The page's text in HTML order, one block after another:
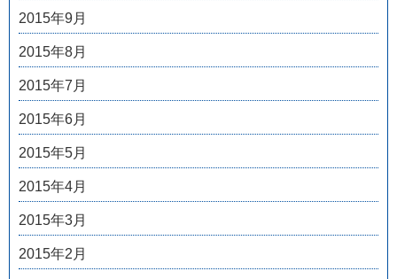
2015年9月
2015年8月
2015年7月
2015年6月
2015年5月
2015年4月
2015年3月
2015年2月